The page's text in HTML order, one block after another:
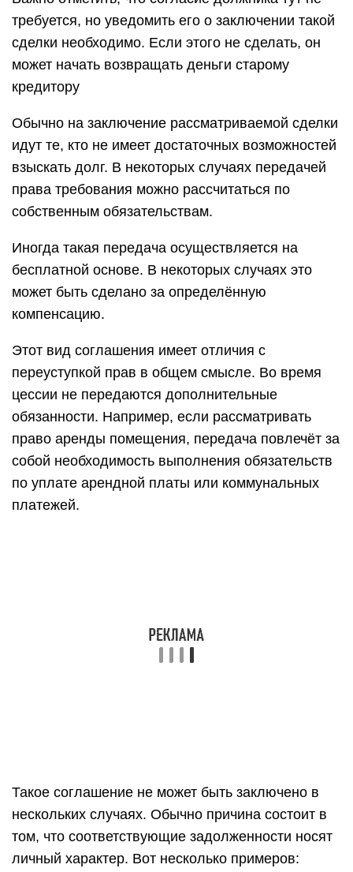
требуется, но уведомить его о заключении такой
сделки необходимо. Если этого не сделать, он
может начать возвращать деньги старому
кредитору
Обычно на заключение рассматриваемой сделки
идут те, кто не имеет достаточных возможностей
взыскать долг. В некоторых случаях передачей
права требования можно рассчитаться по
собственным обязательствам.
Иногда такая передача осуществляется на
бесплатной основе. В некоторых случаях это
может быть сделано за определённую
компенсацию.
Этот вид соглашения имеет отличия с
переуступкой прав в общем смысле. Во время
цессии не передаются дополнительные
обязанности. Например, если рассматривать
право аренды помещения, передача повлечёт за
собой необходимость выполнения обязательств
по уплате арендной платы или коммунальных
платежей.
Такое соглашение не может быть заключено в
нескольких случаях. Обычно причина состоит в
том, что соответствующие задолженности носят
личный характер. Вот несколько примеров: